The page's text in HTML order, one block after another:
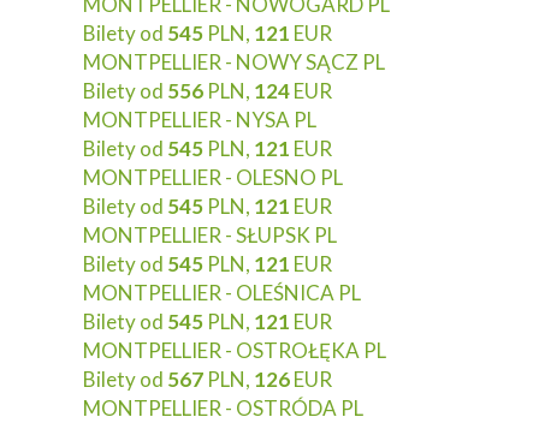
Bilety od 545 PLN, 121 EUR
MONTPELLIER - NOWY SĄCZ PL
Bilety od 556 PLN, 124EUR
MONTPELLIER - NYSA PL
Bilety od 545 PLN, 121 EUR
MONTPELLIER - OLESNO PL
Bilety od 545 PLN, 121 EUR
MONTPELLIER - SŁUPSK PL
Bilety od 545 PLN, 121 EUR
MONTPELLIER - OLEŚNICA PL
Bilety od 545 PLN, 121 EUR
MONTPELLIER - OSTROŁĘKA PL
Bilety od 567 PLN, 126EUR
MONTPELLIER - OSTRÓDA PL